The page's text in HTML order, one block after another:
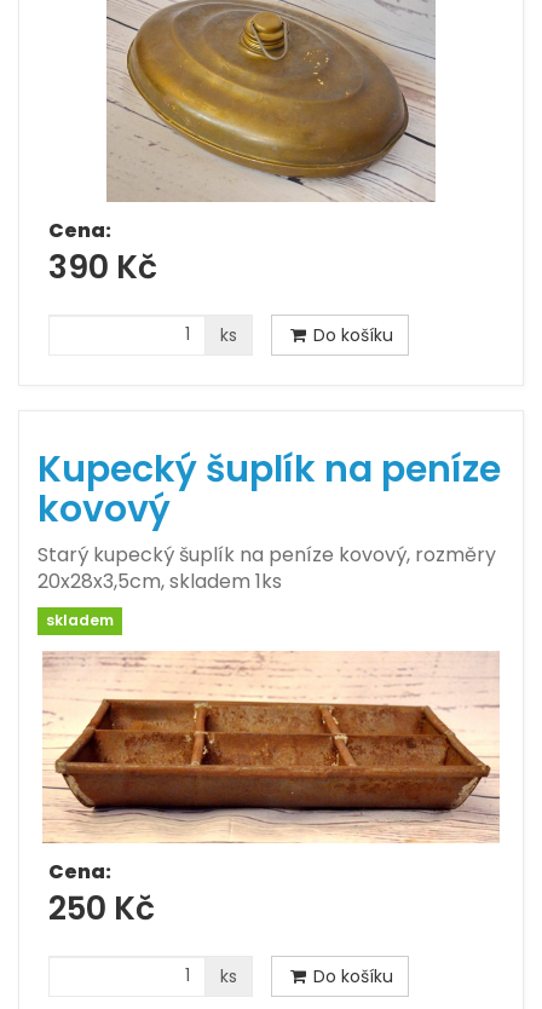
Cena:
390 Kč
ks Do košíku
Kupecký šuplík na peníze
kovový
Starý kupecký šuplík na peníze kovový, rozměry
20x28x3,5cm, skladem 1ks
skladem
Cena:
250 Kč
ks Do košíku